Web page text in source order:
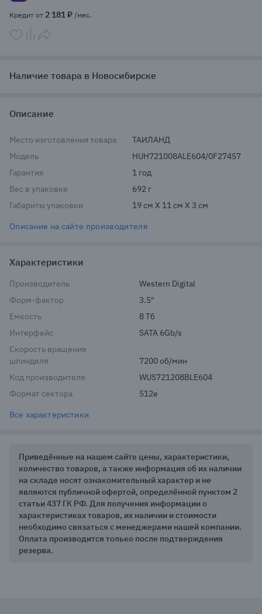
Кредит от 2 181 ₽ /мес.
Наличие товара в Новосибирске
Описание
Место изготовления товара
ТАИЛАНД
Модель
HUH721008ALE604/0F27457
Гарантия
1 год
Вес в упаковке
692 г
Габариты упаковки
19 см X 11 см X 3 см
Описание на сайте производителя
Характеристики
Производитель
Western Digital
Форм-фактор
3.5"
Емкость
8 Тб
Интерфейс
SATA 6Gb/s
Скорость вращения
шпинделя
7200 об/мин
Код производителя
WUS721208BLE604
Формат сектора
512e
Все характеристики
Приведённые на нашем сайте цены, характеристики,
количество товаров, а также информация об их наличии
на складе носят ознакомительный характер и не
являются публичной офертой, определённой пунктом 2
статьи 437 ГК РФ. Для получения информации о
характеристиках товаров, их наличии и стоимости
необходимо связаться с менеджерами нашей компании.
Оплата производится только после подтверждения
резерва.